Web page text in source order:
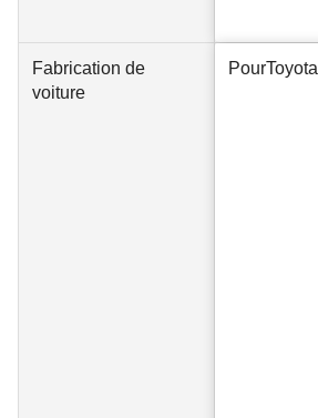
Fabrication de
voiture
PourToyota